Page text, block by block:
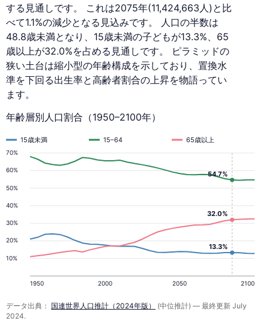
する見通しです。 これは2075年(11,424,663人)と比
べて1.1%の減少となる見込みです。 人口の半数は
48.8歳未満となり、15歳未満の子どもが13.3%、65
歳以上が32.0%を占める見通しです。 ピラミッドの
狭い土台は縮小型の年齢構成を示しており、置換水
準を下回る出生率と高齢者割合の上昇を物語ってい
ます。
年齢層別人口割合（1950–2100年）
10%
20%
30%
40%
50%
60%
70%
1950 2000 2050 2100
15歳未満 15–64 65歳以上
13.3%
32.0%
54.7%
データ出典： 国連世界人口推計（2024年版）
(中位推計) — 最終更新 July
2024.